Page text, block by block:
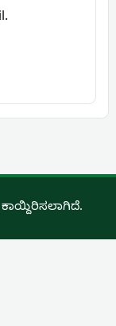
ಕಾಯ್ದಿರಿಸಲಾಗಿದೆ.